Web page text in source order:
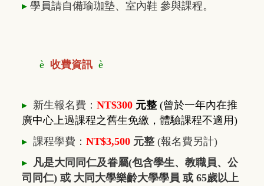
▸ 學員請自備瑜珈墊、室內鞋 參與課程。
è 收費資訊 è
▸ 新生報名費： NT$300 元整 (曾於一年內在推
廣中心上過課程之舊生免繳，體驗課程不適用)
▸ 課程學費： NT$3,500 元整 (報名費另計)
▸
凡是大同同仁及眷屬(包含學生、教職員、公
司同仁) 或 大同大學樂齡大學學員 或 65歲以上